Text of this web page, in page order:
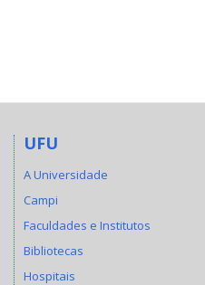
UFU
A Universidade
Campi
Faculdades e Institutos
Bibliotecas
Hospitais